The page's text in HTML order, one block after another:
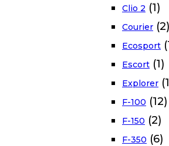
Clio 2 (1)
Courier (2)
Ecosport
Escort (1)
Explorer
F-100 (12)
F-150 (2)
F-350 (6)